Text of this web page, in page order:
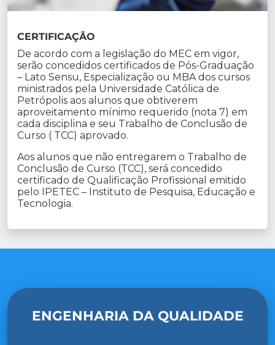
CERTIFICAÇÃO
De acordo com a legislação do MEC em vigor,
serão concedidos certificados de Pós-Graduação
– Lato Sensu, Especialização ou MBA dos cursos
ministrados pela Universidade Católica de
Petrópolis aos alunos que obtiverem
aproveitamento mínimo requerido (nota 7) em
cada disciplina e seu Trabalho de Conclusão de
Curso ( TCC) aprovado.
Aos alunos que não entregarem o Trabalho de
Conclusão de Curso (TCC), será concedido
certificado de Qualificação Profissional emitido
pelo IPETEC – Instituto de Pesquisa, Educação e
Tecnologia.
ENGENHARIA DA QUALIDADE